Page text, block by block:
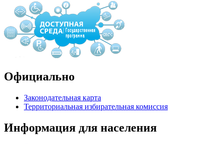
Официально
Законодательная карта
Территориальная избирательная комиссия
Информация для населения